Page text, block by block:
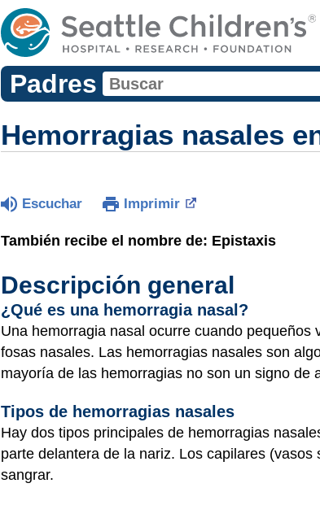
Padres
Hemorragias nasales
Escuchar Imprimir
También recibe el nombre de: Epistaxis
Descripción general
¿Qué es una hemorragia nasal?
Una hemorragia nasal ocurre cuando
fosas nasales. Las hemorragias nasales son
mayoría de las hemorragias no son un signo
Tipos de hemorragias nasales
Hay dos tipos principales de hemorragias
parte delantera de la nariz. Los capilares
sangrar.